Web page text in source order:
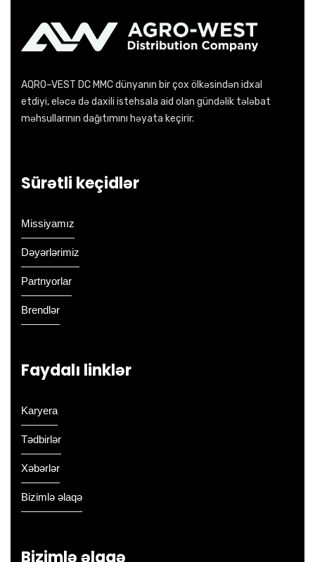
AQRO–VEST DC MMC dünyanın bir çox ölkəsindən idxal
etdiyi, eləcə də daxili istehsala aid olan gündəlik tələbat
məhsullarının dağıtımını həyata keçirir.
Sürətli keçidlər
Missiyamız
Dəyərlərimiz
Partnyorlar
Brendlər
Faydalı linklər
Karyera
Tədbirlər
Xəbərlər
Bizimlə əlaqə
Bizimlə əlaqə